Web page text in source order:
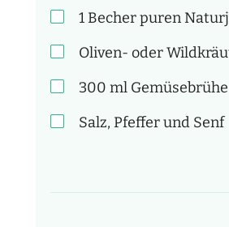
1 Becher puren
Oliven- oder
300 ml Gemüsebrühe
Salz, Pfeffer und Senf